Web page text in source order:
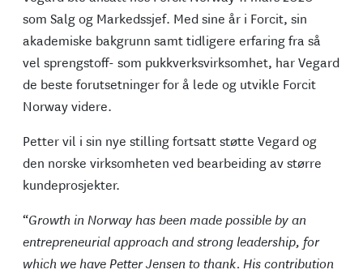
som Salg og Markedssjef. Med sine år i Forcit, sin
akademiske bakgrunn samt tidligere erfaring fra så
vel sprengstoff- som pukkverksvirksomhet, har Vegard
de beste forutsetninger for å lede og utvikle Forcit
Norway videre.
Petter vil i sin nye stilling fortsatt støtte Vegard og
den norske virksomheten ved bearbeiding av større
kundeprosjekter.
“Growth in Norway has been made possible by an
entrepreneurial approach and strong leadership, for
which we have Petter Jensen to thank. His contribution